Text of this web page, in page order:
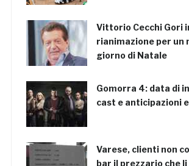
Vittorio Cecchi Gori
rianimazione per un
giorno di Natale
Gomorra 4: data di
cast e anticipazioni
Varese, clienti non
bar il prezzario che li